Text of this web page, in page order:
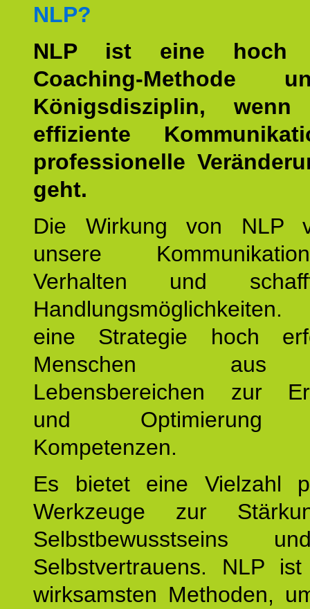
NLP?
NLP ist eine hoch
Coaching-Methode
Königsdisziplin,
effiziente
professionelle
geht.
Die Wirkung von NLP
unsere
Verhalten und
eine Strategie hoch
Menschen
Lebensbereichen zur
und Optimierung
Kompetenzen.
Es bietet eine Vielzahl
Werkzeuge zur
Selbstbewusstseins
Selbstvertrauens. NLP
wirksamsten Methoden,